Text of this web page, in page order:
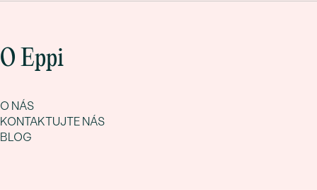
O Eppi
O NÁS
KONTAKTUJTE NÁS
BLOG